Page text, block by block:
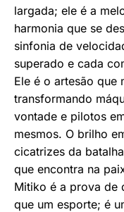
largada; ele é a
harmonia que se
sinfonia de
superado e cada
Ele é o artesão que
transformando
vontade e pilotos
mesmos. O brilho
cicatrizes da
que encontra na
Mitiko é a prova de
que um esporte; é